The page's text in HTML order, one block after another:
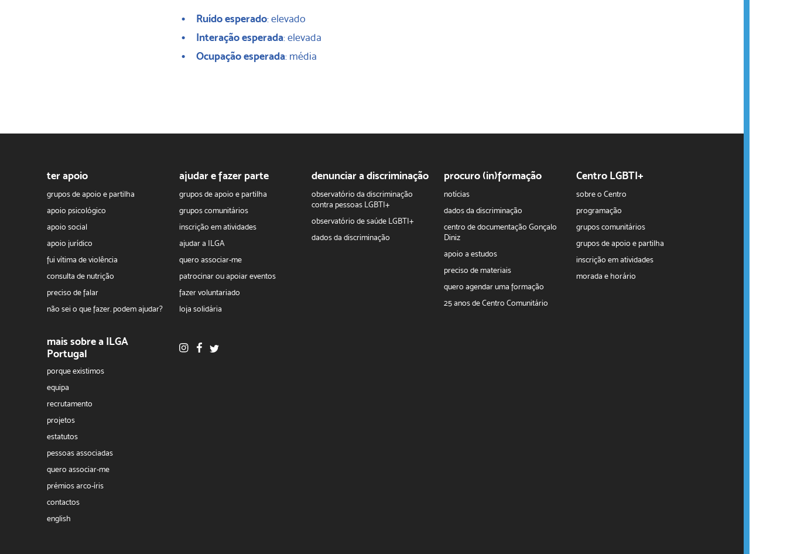
Ruído esperado: elevado
Interação esperada: elevada
Ocupação esperada: média
ter apoio
grupos de apoio e partilha
apoio psicológico
apoio social
apoio jurídico
fui vítima de violência
consulta de nutrição
preciso de falar
não sei o que fazer. podem ajudar?
ajudar e fazer parte
grupos de apoio e partilha
grupos comunitários
inscrição em atividades
ajudar a ILGA
quero associar-me
patrocinar ou apoiar eventos
fazer voluntariado
loja solidária
denunciar a discriminação
observatório da discriminação
contra pessoas LGBTI+
observatório de saúde LGBTI+
dados da discriminação
procuro (in)formação
notícias
dados da discriminação
centro de documentação Gonçalo
Diniz
apoio a estudos
preciso de materiais
quero agendar uma formação
25 anos de Centro Comunitário
Centro LGBTI+
sobre o Centro
programação
grupos comunitários
grupos de apoio e partilha
inscrição em atividades
morada e horário
mais sobre a ILGA
Portugal
porque existimos
equipa
recrutamento
projetos
estatutos
pessoas associadas
quero associar-me
prémios arco-íris
contactos
english